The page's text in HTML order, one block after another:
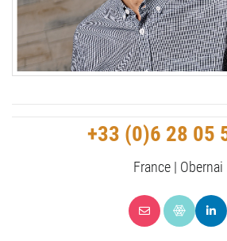
+33 (0)6 28 05
France | Obernai